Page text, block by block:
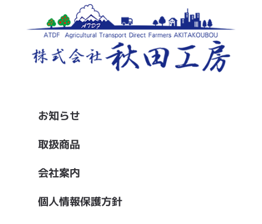
お知らせ
取扱商品
会社案内
個人情報保護方針